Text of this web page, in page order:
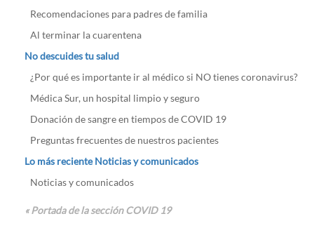
Recomendaciones para padres de familia
Al terminar la cuarentena
No descuides tu salud
¿Por qué es importante ir al médico si NO tienes coronavirus?
Médica Sur, un hospital limpio y seguro
Donación de sangre en tiempos de COVID 19
Preguntas frecuentes de nuestros pacientes
Lo más reciente Noticias y comunicados
Noticias y comunicados
« Portada de la sección COVID 19